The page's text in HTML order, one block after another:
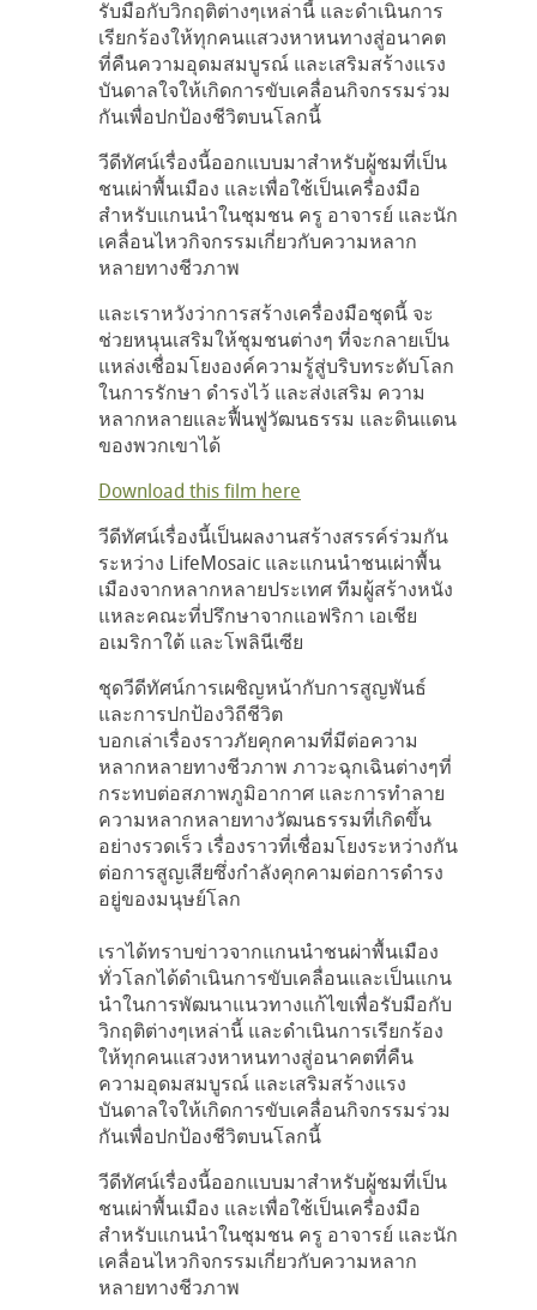
รับมือกับวิกฤติต่างๆเหล่านี้ และดำเนินการ
เรียกร้องให้ทุกคนแสวงหาหนทางสู่อนาคต
ที่คืนความอุดมสมบูรณ์ และเสริมสร้างแรง
บันดาลใจให้เกิดการขับเคลื่อนกิจกรรมร่วม
กันเพื่อปกป้องชีวิตบนโลกนี้
วีดีทัศน์เรื่องนี้ออกแบบมาสำหรับผู้ชมที่เป็น
ชนเผ่าพื้นเมือง และเพื่อใช้เป็นเครื่องมือ
สำหรับแกนนำในชุมชน ครู อาจารย์ และนัก
เคลื่อนไหวกิจกรรมเกี่ยวกับความหลาก
หลายทางชีวภาพ
และเราหวังว่าการสร้างเครื่องมือชุดนี้ จะ
ช่วยหนุนเสริมให้ชุมชนต่างๆ ที่จะกลายเป็น
แหล่งเชื่อมโยงองค์ความรู้สู่บริบทระดับโลก
ในการรักษา ดำรงไว้ และส่งเสริม ความ
หลากหลายและฟื้นฟูวัฒนธรรม และดินแดน
ของพวกเขาได้
Download this film here
วีดีทัศน์เรื่องนี้เป็นผลงานสร้างสรรค์ร่วมกัน
ระหว่าง LifeMosaic และแกนนำชนเผ่าพื้น
เมืองจากหลากหลายประเทศ ทีมผู้สร้างหนัง
แหละคณะที่ปรึกษาจากแอฟริกา เอเชีย
อเมริกาใต้ และโพลินีเซีย
ชุดวีดีทัศน์การเผชิญหน้ากับการสูญพันธ์
และการปกป้องวิถีชีวิต
บอกเล่าเรื่องราวภัยคุกคามที่มีต่อความ
หลากหลายทางชีวภาพ ภาวะฉุกเฉินต่างๆที่
กระทบต่อสภาพภูมิอากาศ และการทำลาย
ความหลากหลายทางวัฒนธรรมที่เกิดขึ้น
อย่างรวดเร็ว เรื่องราวที่เชื่อมโยงระหว่างกัน
ต่อการสูญเสียซึ่งกำลังคุกคามต่อการดำรง
อยู่ของมนุษย์โลก
เราได้ทราบข่าวจากแกนนำชนผ่าพื้นเมือง
ทั่วโลกได้ดำเนินการขับเคลื่อนและเป็นแกน
นำในการพัฒนาแนวทางแก้ไขเพื่อรับมือกับ
วิกฤติต่างๆเหล่านี้ และดำเนินการเรียกร้อง
ให้ทุกคนแสวงหาหนทางสู่อนาคตที่คืน
ความอุดมสมบูรณ์ และเสริมสร้างแรง
บันดาลใจให้เกิดการขับเคลื่อนกิจกรรมร่วม
กันเพื่อปกป้องชีวิตบนโลกนี้
วีดีทัศน์เรื่องนี้ออกแบบมาสำหรับผู้ชมที่เป็น
ชนเผ่าพื้นเมือง และเพื่อใช้เป็นเครื่องมือ
สำหรับแกนนำในชุมชน ครู อาจารย์ และนัก
เคลื่อนไหวกิจกรรมเกี่ยวกับความหลาก
หลายทางชีวภาพ